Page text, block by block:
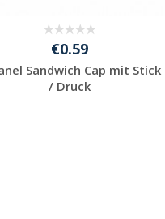
€0.59
Sandwich Cap mit Stick
/ Druck